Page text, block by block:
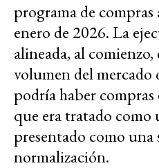
programa de
enero de 2026. La
alineada, al
volumen del mercado
podría haber
que era tratado como
presentado como una
normalización.